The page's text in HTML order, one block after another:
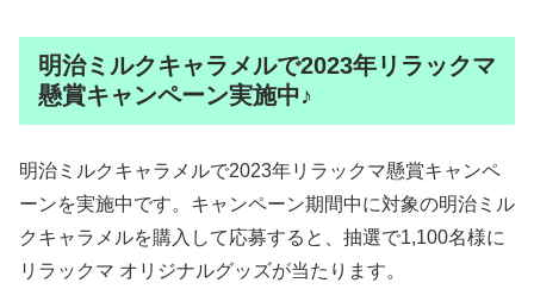
明治ミルクキャラメルで2023年リラックマ
懸賞キャンペーン実施中♪
明治ミルクキャラメルで2023年リラックマ懸賞キャンペ
ーンを実施中です。キャンペーン期間中に対象の明治ミル
クキャラメルを購入して応募すると、抽選で1,100名様に
リラックマ オリジナルグッズが当たります。